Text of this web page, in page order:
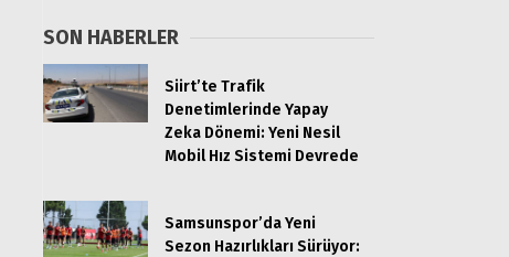
SON HABERLER
Siirt’te Trafik
Denetimlerinde Yapay
Zeka Dönemi: Yeni Nesil
Mobil Hız Sistemi Devrede
Samsunspor’da Yeni
Sezon Hazırlıkları Sürüyor: